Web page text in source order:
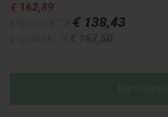
€ 162,89
€ 138,43